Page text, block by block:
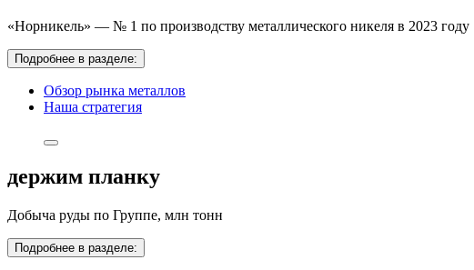
«Норникель» — № 1 по производству металлического никеля в 2023 году
Подробнее в разделе:
Обзор рынка металлов
Наша стратегия
держим планку
Добыча руды по Группе, млн тонн
Подробнее в разделе: